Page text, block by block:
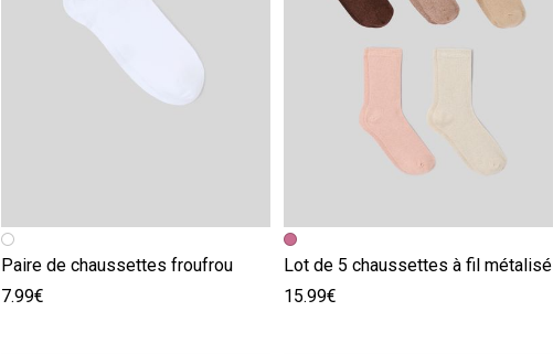
Image précédente
Image suivante
Paire de chaussettes froufrou
7.99€
Image précédente
Image suivante
Lot de 5 chaussettes à fil métalisé
15.99€